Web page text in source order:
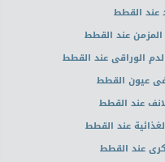
عند القطط
عند القطط
الوراقى عند القطط
عيون القطط
عند القطط
عند القطط
عند القطط